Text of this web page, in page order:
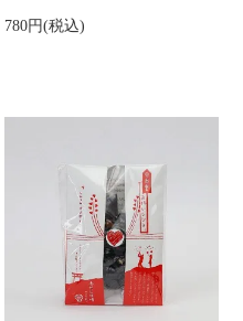
780円(税込)